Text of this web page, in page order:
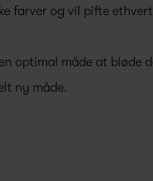
farver og vil pifte
optimal måde at bløde
ny måde.